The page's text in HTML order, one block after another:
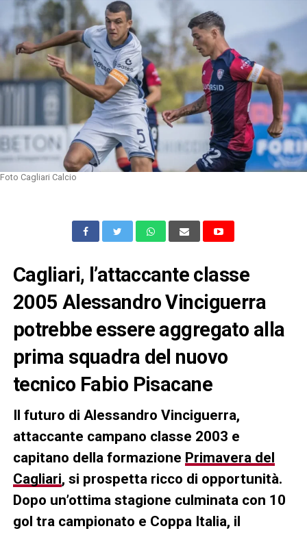
Foto Cagliari Calcio
Cagliari, l’attaccante classe
2005 Alessandro Vinciguerra
potrebbe essere aggregato alla
prima squadra del nuovo
tecnico Fabio Pisacane
Il futuro di Alessandro Vinciguerra,
attaccante campano classe 2003 e
capitano della formazione Primavera del
Cagliari, si prospetta ricco di opportunità.
Dopo un’ottima stagione culminata con 10
gol tra campionato e Coppa Italia, il